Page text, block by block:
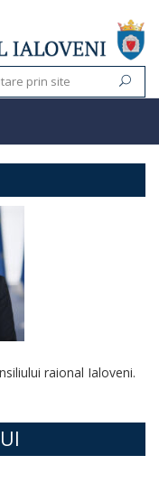
raional Ialoveni.